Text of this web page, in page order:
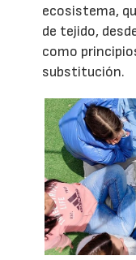
ecosistema,
de tejido,
como
substitución.